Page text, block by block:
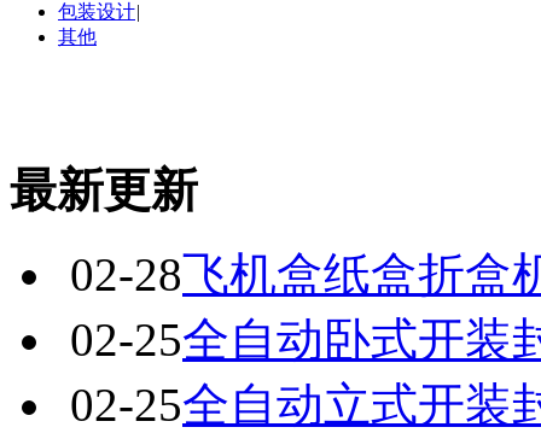
包装设计|
其他
最新更新
02-28飞机盒纸盒折盒
02-25全自动卧式开装
02-25全自动立式开装